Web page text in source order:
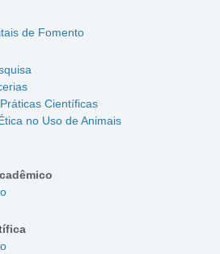
de Fomento
Científicas
no Uso de Animais